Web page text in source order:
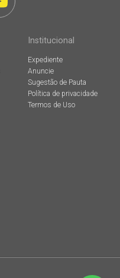
Institucional
Expediente
Anuncie
Sugestão de Pauta
Política de privacidade
Termos de Uso